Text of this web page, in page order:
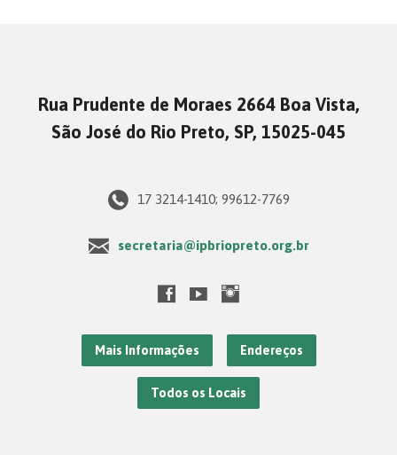
Rua Prudente de Moraes 2664 Boa Vista,
São José do Rio Preto, SP, 15025-045
17 3214-1410; 99612-7769
secretaria@ipbriopreto.org.br
Mais Informações Endereços
Todos os Locais